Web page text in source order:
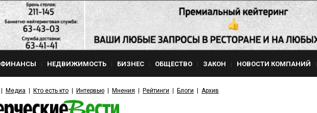
ФИНАНСЫ НЕДВИЖИМОСТЬ БИЗНЕС ОБЩЕСТВО ЗАКОН НОВОСТИ КОМПАНИЙ
Медиа Кто есть кто Интервью Мнения Рейтинги Блоги Архив